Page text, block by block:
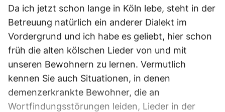
Da ich jetzt schon lange in Köln lebe, steht in der
Betreuung natürlich ein anderer Dialekt im
Vordergrund und ich habe es geliebt, hier schon
früh die alten kölschen Lieder von und mit
unseren Bewohnern zu lernen. Vermutlich
kennen Sie auch Situationen, in denen
demenzerkrankte Bewohner, die an
Wortfindungsstörungen leiden, Lieder in der